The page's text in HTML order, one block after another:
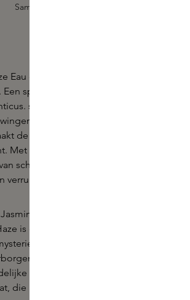
Sample toevoegen
Eau de Parfum van Reservation Parfums.
spoor van jasmijn achtervolgde haar.
s Nachts, een onafhankelijke geest.
begroeide kloostergangen en
de onwerkelijkheid van Eden plaats
Met mos begroeide hoeken lokken
schaduwrijk groen. Een eindeloos
Sambac Imperial en Jasmine
is een geconcentreerd elixer van
de helderheid van jasmijn wordt
topnoten van bergamot en
sillage van citrusvruchten, tabak en
die herinneringen oproept aan een